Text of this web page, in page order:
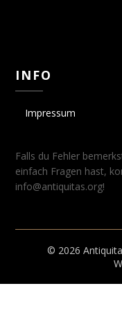
INFO
Impressum
Falls du Fehler
einfach Fragen hast,
info@antiquitas.org!
© 2026